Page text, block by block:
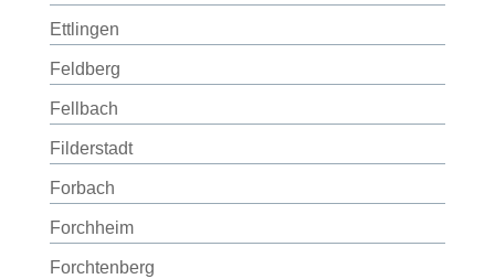
Ettlingen
Feldberg
Fellbach
Filderstadt
Forbach
Forchheim
Forchtenberg